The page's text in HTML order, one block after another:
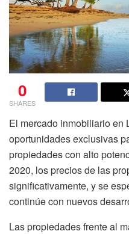
0
SHARES
El mercado inmobiliario en
oportunidades exclusivas
propiedades con alto
2020, los precios de las
significativamente, y se
continúe con nuevos
Las propiedades frente al